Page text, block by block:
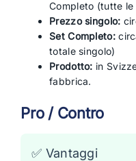
Completo (tutte le
Prezzo singolo:
Set Completo:
totale singolo)
Prodotto: in
fabbrica.
Pro / Contro
✅ Vantaggi